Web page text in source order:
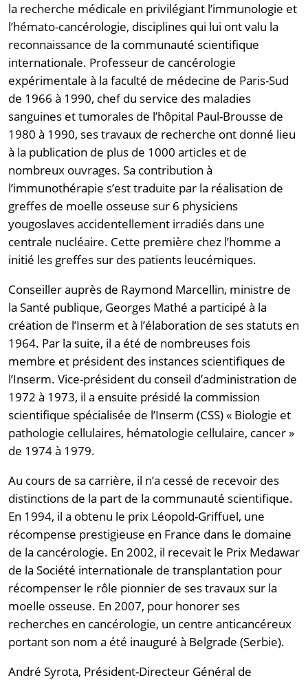
la recherche médicale en privilégiant l’immunologie et
l’hémato-cancérologie, disciplines qui lui ont valu la
reconnaissance de la communauté scientifique
internationale. Professeur de cancérologie
expérimentale à la faculté de médecine de Paris-Sud
de 1966 à 1990, chef du service des maladies
sanguines et tumorales de l’hôpital Paul-Brousse de
1980 à 1990, ses travaux de recherche ont donné lieu
à la publication de plus de 1000 articles et de
nombreux ouvrages. Sa contribution à
l’immunothérapie s’est traduite par la réalisation de
greffes de moelle osseuse sur 6 physiciens
yougoslaves accidentellement irradiés dans une
centrale nucléaire. Cette première chez l’homme a
initié les greffes sur des patients leucémiques.
Conseiller auprès de Raymond Marcellin, ministre de
la Santé publique, Georges Mathé a participé à la
création de l’Inserm et à l’élaboration de ses statuts en
1964. Par la suite, il a été de nombreuses fois
membre et président des instances scientifiques de
l’Inserm. Vice-président du conseil d’administration de
1972 à 1973, il a ensuite présidé la commission
scientifique spécialisée de l’Inserm (CSS) « Biologie et
pathologie cellulaires, hématologie cellulaire, cancer »
de 1974 à 1979.
Au cours de sa carrière, il n’a cessé de recevoir des
distinctions de la part de la communauté scientifique.
En 1994, il a obtenu le prix Léopold-Griffuel, une
récompense prestigieuse en France dans le domaine
de la cancérologie. En 2002, il recevait le Prix Medawar
de la Société internationale de transplantation pour
récompenser le rôle pionnier de ses travaux sur la
moelle osseuse. En 2007, pour honorer ses
recherches en cancérologie, un centre anticancéreux
portant son nom a été inauguré à Belgrade (Serbie).
André Syrota, Président-Directeur Général de